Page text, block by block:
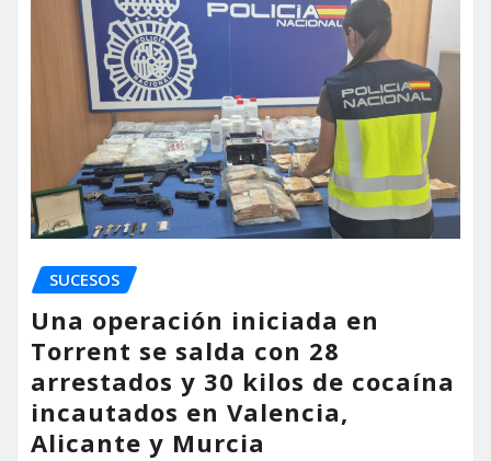
SUCESOS
Una operación iniciada en
Torrent se salda con 28
arrestados y 30 kilos de cocaína
incautados en Valencia,
Alicante y Murcia